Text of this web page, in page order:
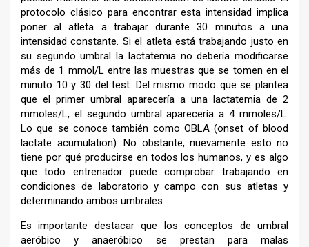
protocolo clásico para encontrar esta intensidad implica
poner al atleta a trabajar durante 30 minutos a una
intensidad constante. Si el atleta está trabajando justo en
su segundo umbral la lactatemia no debería modificarse
más de 1 mmol/L entre las muestras que se tomen en el
minuto 10 y 30 del test. Del mismo modo que se plantea
que el primer umbral aparecería a una lactatemia de 2
mmoles/L, el segundo umbral aparecería a 4 mmoles/L.
Lo que se conoce también como OBLA (onset of blood
lactate acumulation). No obstante, nuevamente esto no
tiene por qué producirse en todos los humanos, y es algo
que todo entrenador puede comprobar trabajando en
condiciones de laboratorio y campo con sus atletas y
determinando ambos umbrales.
Es importante destacar que los conceptos de umbral
aeróbico y anaeróbico se prestan para malas